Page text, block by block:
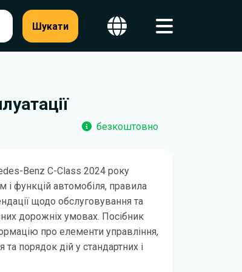
Шукати
безкоштовно
Benz C-Class 2024 року
і функцій автомобіля, правила
щодо обслуговування та
дорожніх умовах. Посібник
про елементи управління,
порядок дій у стандартних і